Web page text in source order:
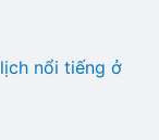
nổi tiếng ở